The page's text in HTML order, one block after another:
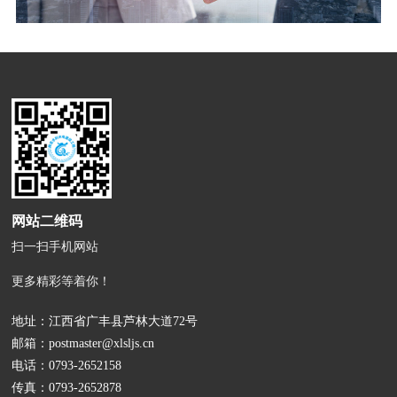
网站二维码
扫一扫手机网站
更多精彩等着你！
地址：江西省广丰县芦林大道72号
邮箱：postmaster@xlsljs.cn
电话：0793-2652158
传真：0793-2652878